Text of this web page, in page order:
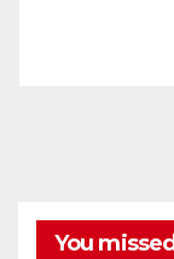
You missed